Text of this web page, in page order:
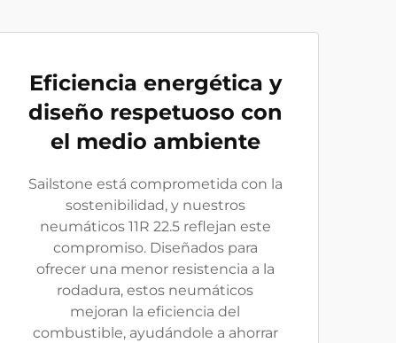
Eficiencia energética y
diseño respetuoso con
el medio ambiente
Sailstone está comprometida con la
sostenibilidad, y nuestros
neumáticos 11R 22.5 reflejan este
compromiso. Diseñados para
ofrecer una menor resistencia a la
rodadura, estos neumáticos
mejoran la eficiencia del
combustible, ayudándole a ahorrar